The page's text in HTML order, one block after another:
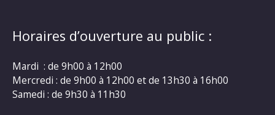
Horaires d’ouverture au public :
Mardi : de 9h00 à 12h00
Mercredi : de 9h00 à 12h00 et de 13h30 à 16h00
Samedi : de 9h30 à 11h30